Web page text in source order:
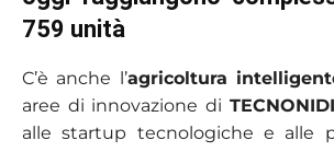
759 unità
C’è anche l’agricoltura
aree di innovazione di TECNONIDI
alle startup tecnologiche e alle